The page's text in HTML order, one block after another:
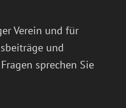
Verein und für
und
sprechen Sie